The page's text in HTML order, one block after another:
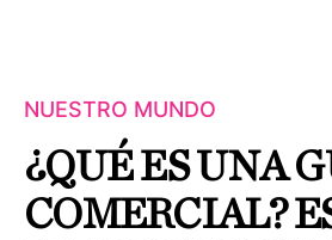
NUESTRO MUNDO
¿QUÉ ES UNA
COMERCIAL?